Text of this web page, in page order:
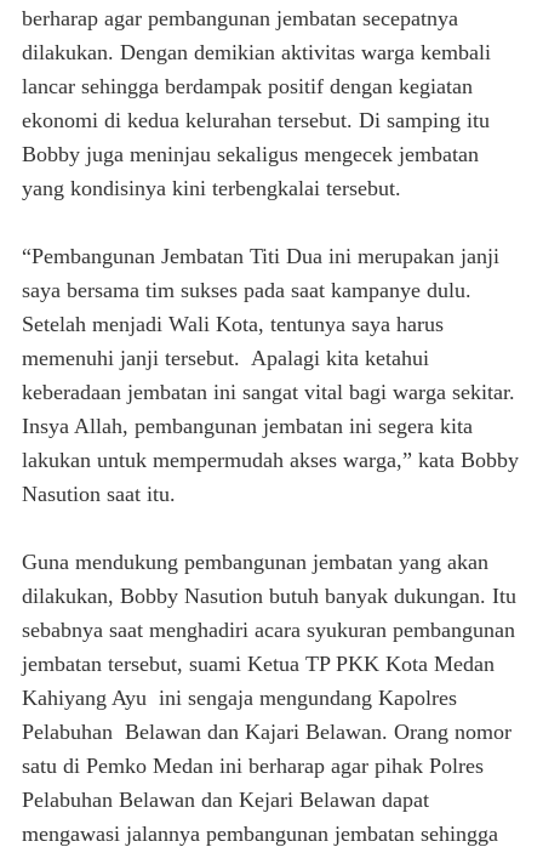
berharap agar pembangunan jembatan secepatnya
dilakukan. Dengan demikian aktivitas warga kembali
lancar sehingga berdampak positif dengan kegiatan
ekonomi di kedua kelurahan tersebut. Di samping itu
Bobby juga meninjau sekaligus mengecek jembatan
yang kondisinya kini terbengkalai tersebut.
“Pembangunan Jembatan Titi Dua ini merupakan janji
saya bersama tim sukses pada saat kampanye dulu.
Setelah menjadi Wali Kota, tentunya saya harus
memenuhi janji tersebut. Apalagi kita ketahui
keberadaan jembatan ini sangat vital bagi warga sekitar.
Insya Allah, pembangunan jembatan ini segera kita
lakukan untuk mempermudah akses warga,” kata Bobby
Nasution saat itu.
Guna mendukung pembangunan jembatan yang akan
dilakukan, Bobby Nasution butuh banyak dukungan. Itu
sebabnya saat menghadiri acara syukuran pembangunan
jembatan tersebut, suami Ketua TP PKK Kota Medan
Kahiyang Ayu ini sengaja mengundang Kapolres
Pelabuhan Belawan dan Kajari Belawan. Orang nomor
satu di Pemko Medan ini berharap agar pihak Polres
Pelabuhan Belawan dan Kejari Belawan dapat
mengawasi jalannya pembangunan jembatan sehingga